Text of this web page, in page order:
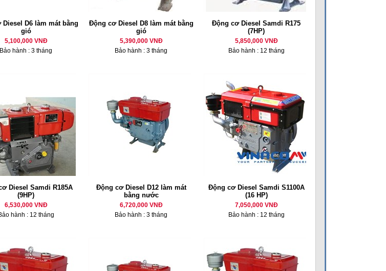
D6 làm mát bằng
gió
5,100,000 VNĐ
Bảo hành : 3 tháng
Động cơ Diesel D8 làm mát bằng
gió
5,390,000 VNĐ
Bảo hành : 3 tháng
Động cơ Diesel Samdi R175
(7HP)
5,850,000 VNĐ
Bảo hành : 12 tháng
Diesel Samdi R185A
(9HP)
6,530,000 VNĐ
hành : 12 tháng
Động cơ Diesel D12 làm mát
bằng nước
6,720,000 VNĐ
Bảo hành : 3 tháng
Động cơ Diesel Samdi S1100A
(16 HP)
7,050,000 VNĐ
Bảo hành : 12 tháng